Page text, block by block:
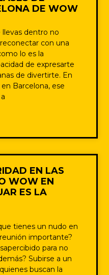
DE WOW
llevas dentro no
con una
lo es la
de expresarte
de divertirte. En
Barcelona, ese
EN LAS
WOW EN
ES LA
tienes un nudo en
importante?
para no
Subirse a un
buscan la